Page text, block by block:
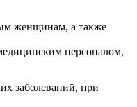
женщинам, а также
персоналом,
заболеваний, при